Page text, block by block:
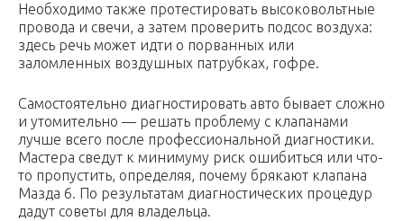
Необходимо также протестировать высоковольтные
провода и свечи, а затем проверить подсос воздуха:
здесь речь может идти о порванных или
заломленных воздушных патрубках, гофре.
Самостоятельно диагностировать авто бывает сложно
и утомительно — решать проблему с клапанами
лучше всего после профессиональной диагностики.
Мастера сведут к минимуму риск ошибиться или что-
то пропустить, определяя, почему брякают клапана
Мазда 6. По результатам диагностических процедур
дадут советы для владельца.